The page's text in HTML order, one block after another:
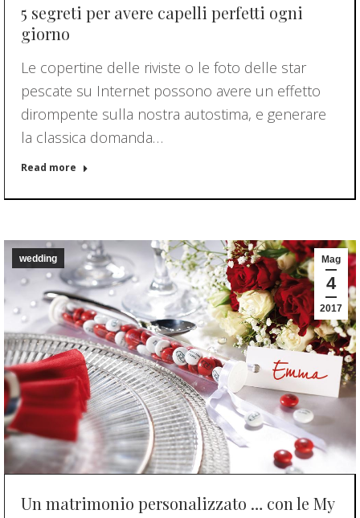
5 segreti per avere capelli perfetti ogni
giorno
Le copertine delle riviste o le foto delle star
pescate su Internet possono avere un effetto
dirompente sulla nostra autostima, e generare
la classica domanda…
Read more
Mag
4
2017
wedding
Un matrimonio personalizzato … con le My